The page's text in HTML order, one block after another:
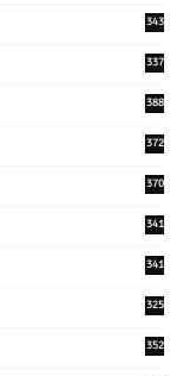
343
337
388
372
370
341
341
325
352